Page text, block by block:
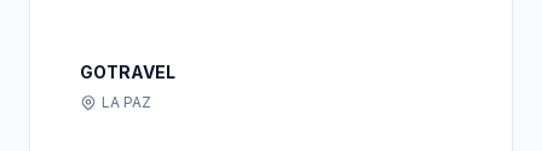
GOTRAVEL
LA PAZ